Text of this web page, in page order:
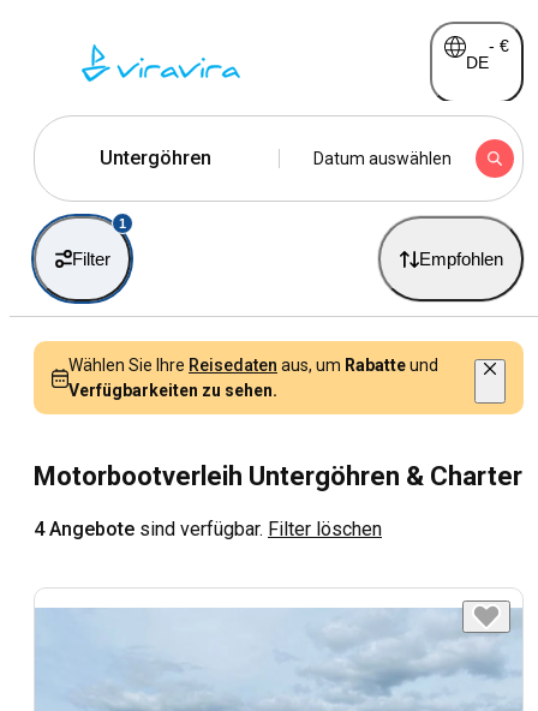
DE
- €
Untergöhren Datum auswählen
Filter
1
Empfohlen
Wählen Sie Ihre Reisedaten aus, um Rabatteund
Verfügbarkeiten zu sehen.
Motorbootverleih Untergöhren & Charter
4 Angebote sind verfügbar. Filter löschen